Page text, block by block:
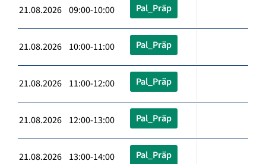
21.08.2026 09:00-10:00 Pal_Präp
21.08.2026 10:00-11:00 Pal_Präp
21.08.2026 11:00-12:00 Pal_Präp
21.08.2026 12:00-13:00 Pal_Präp
21.08.2026 13:00-14:00 Pal_Präp